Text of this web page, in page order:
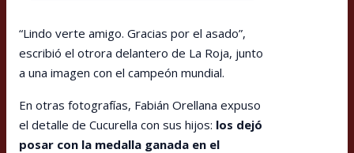
“Lindo verte amigo. Gracias por el asado”,
escribió el otrora delantero de La Roja, junto
a una imagen con el campeón mundial.
En otras fotografías, Fabián Orellana expuso
el detalle de Cucurella con sus hijos: los dejó
posar con la medalla ganada en el